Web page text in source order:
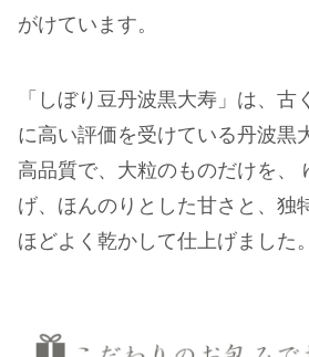
がけています。
「しぼり豆丹波黒大寿」は、古
に高い評価を受けている丹波黒
高品質で、大粒のものだけを、
げ、ほんのりとした甘さと、独
ほどよく乾かして仕上げました。